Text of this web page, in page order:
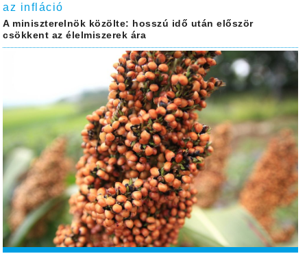
az infláció
A miniszterelnök közölte: hosszú idő után először
csökkent az élelmiszerek ára